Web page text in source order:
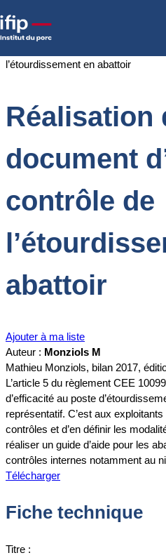
Accueil
contrôle de l’étourdissement en
Réalisation
document
contrôle de
abattoir
Ajouter à ma liste
Auteur : Monziols M
Mathieu Monziols, bilan 2017,
L’article 5 du règlement CEE
d’efficacité au poste
représentatif. C’est aux
contrôles et d’en définir les
réaliser un guide d’aide pour les
contrôles internes notamment au
Télécharger
Fiche technique
Titre :